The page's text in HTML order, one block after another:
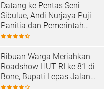
Datang ke Pentas Seni
Sibulue, Andi Nurjaya Puji
Panitia dan Pemerintah
Kecamatan
Ribuan Warga Meriahkan
Roadshow HUT RI ke 81 di
Bone, Bupati Lepas Jalan
Santai